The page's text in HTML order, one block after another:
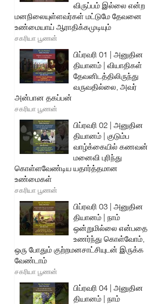
விருப்பம் இல்லை என்ற
மனநிலையுள்ளவர்கள் மட்டுமே தேவனை
உண்மையாய் ஆராதிக்கமுடியும்
சகரியா பூணன்
பிப்ரவரி 01 | அனுதின
தியானம் | வியாதிகள்
தேவனிடத்திலிருந்து
வருவதில்லை, அவர்
அன்பான தகப்பன்
சகரியா பூணன்
பிப்ரவரி 02 | அனுதின
தியானம் | குடும்ப
வாழ்க்கையில் கணவன்
மனைவி புரிந்து
கொள்ளவேண்டிய யதார்த்தமான
உண்மைகள்
சகரியா பூணன்
பிப்ரவரி 03 | அனுதின
தியானம் | நாம்
ஒன்றுமில்லை என்பதை
உணர்ந்து கொள்வோம்,
ஒரு போதும் குற்றமனசாட்சியுடன் இருக்க
வேண்டாம்
சகரியா பூணன்
பிப்ரவரி 04 | அனுதின
தியானம் | நாம்